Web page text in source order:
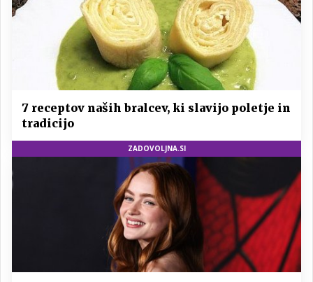
7 receptov naših bralcev, ki slavijo poletje in
tradicijo
ZADOVOLJNA.SI